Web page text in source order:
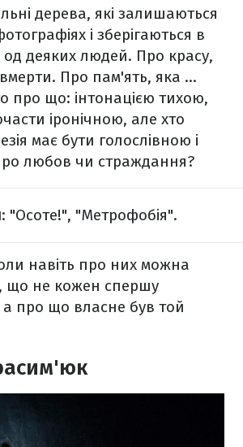
дерева, які залишаються
і зберігаються в
од деяких людей. Про красу,
Про пам'ять, яка …
про що: інтонацією тихою,
іронічною, але хто
має бути голослівною і
любов чи страждання?
: "Осоте!", "Метрофобія".
навіть про них можна
що не кожен спершу
а про що власне був той